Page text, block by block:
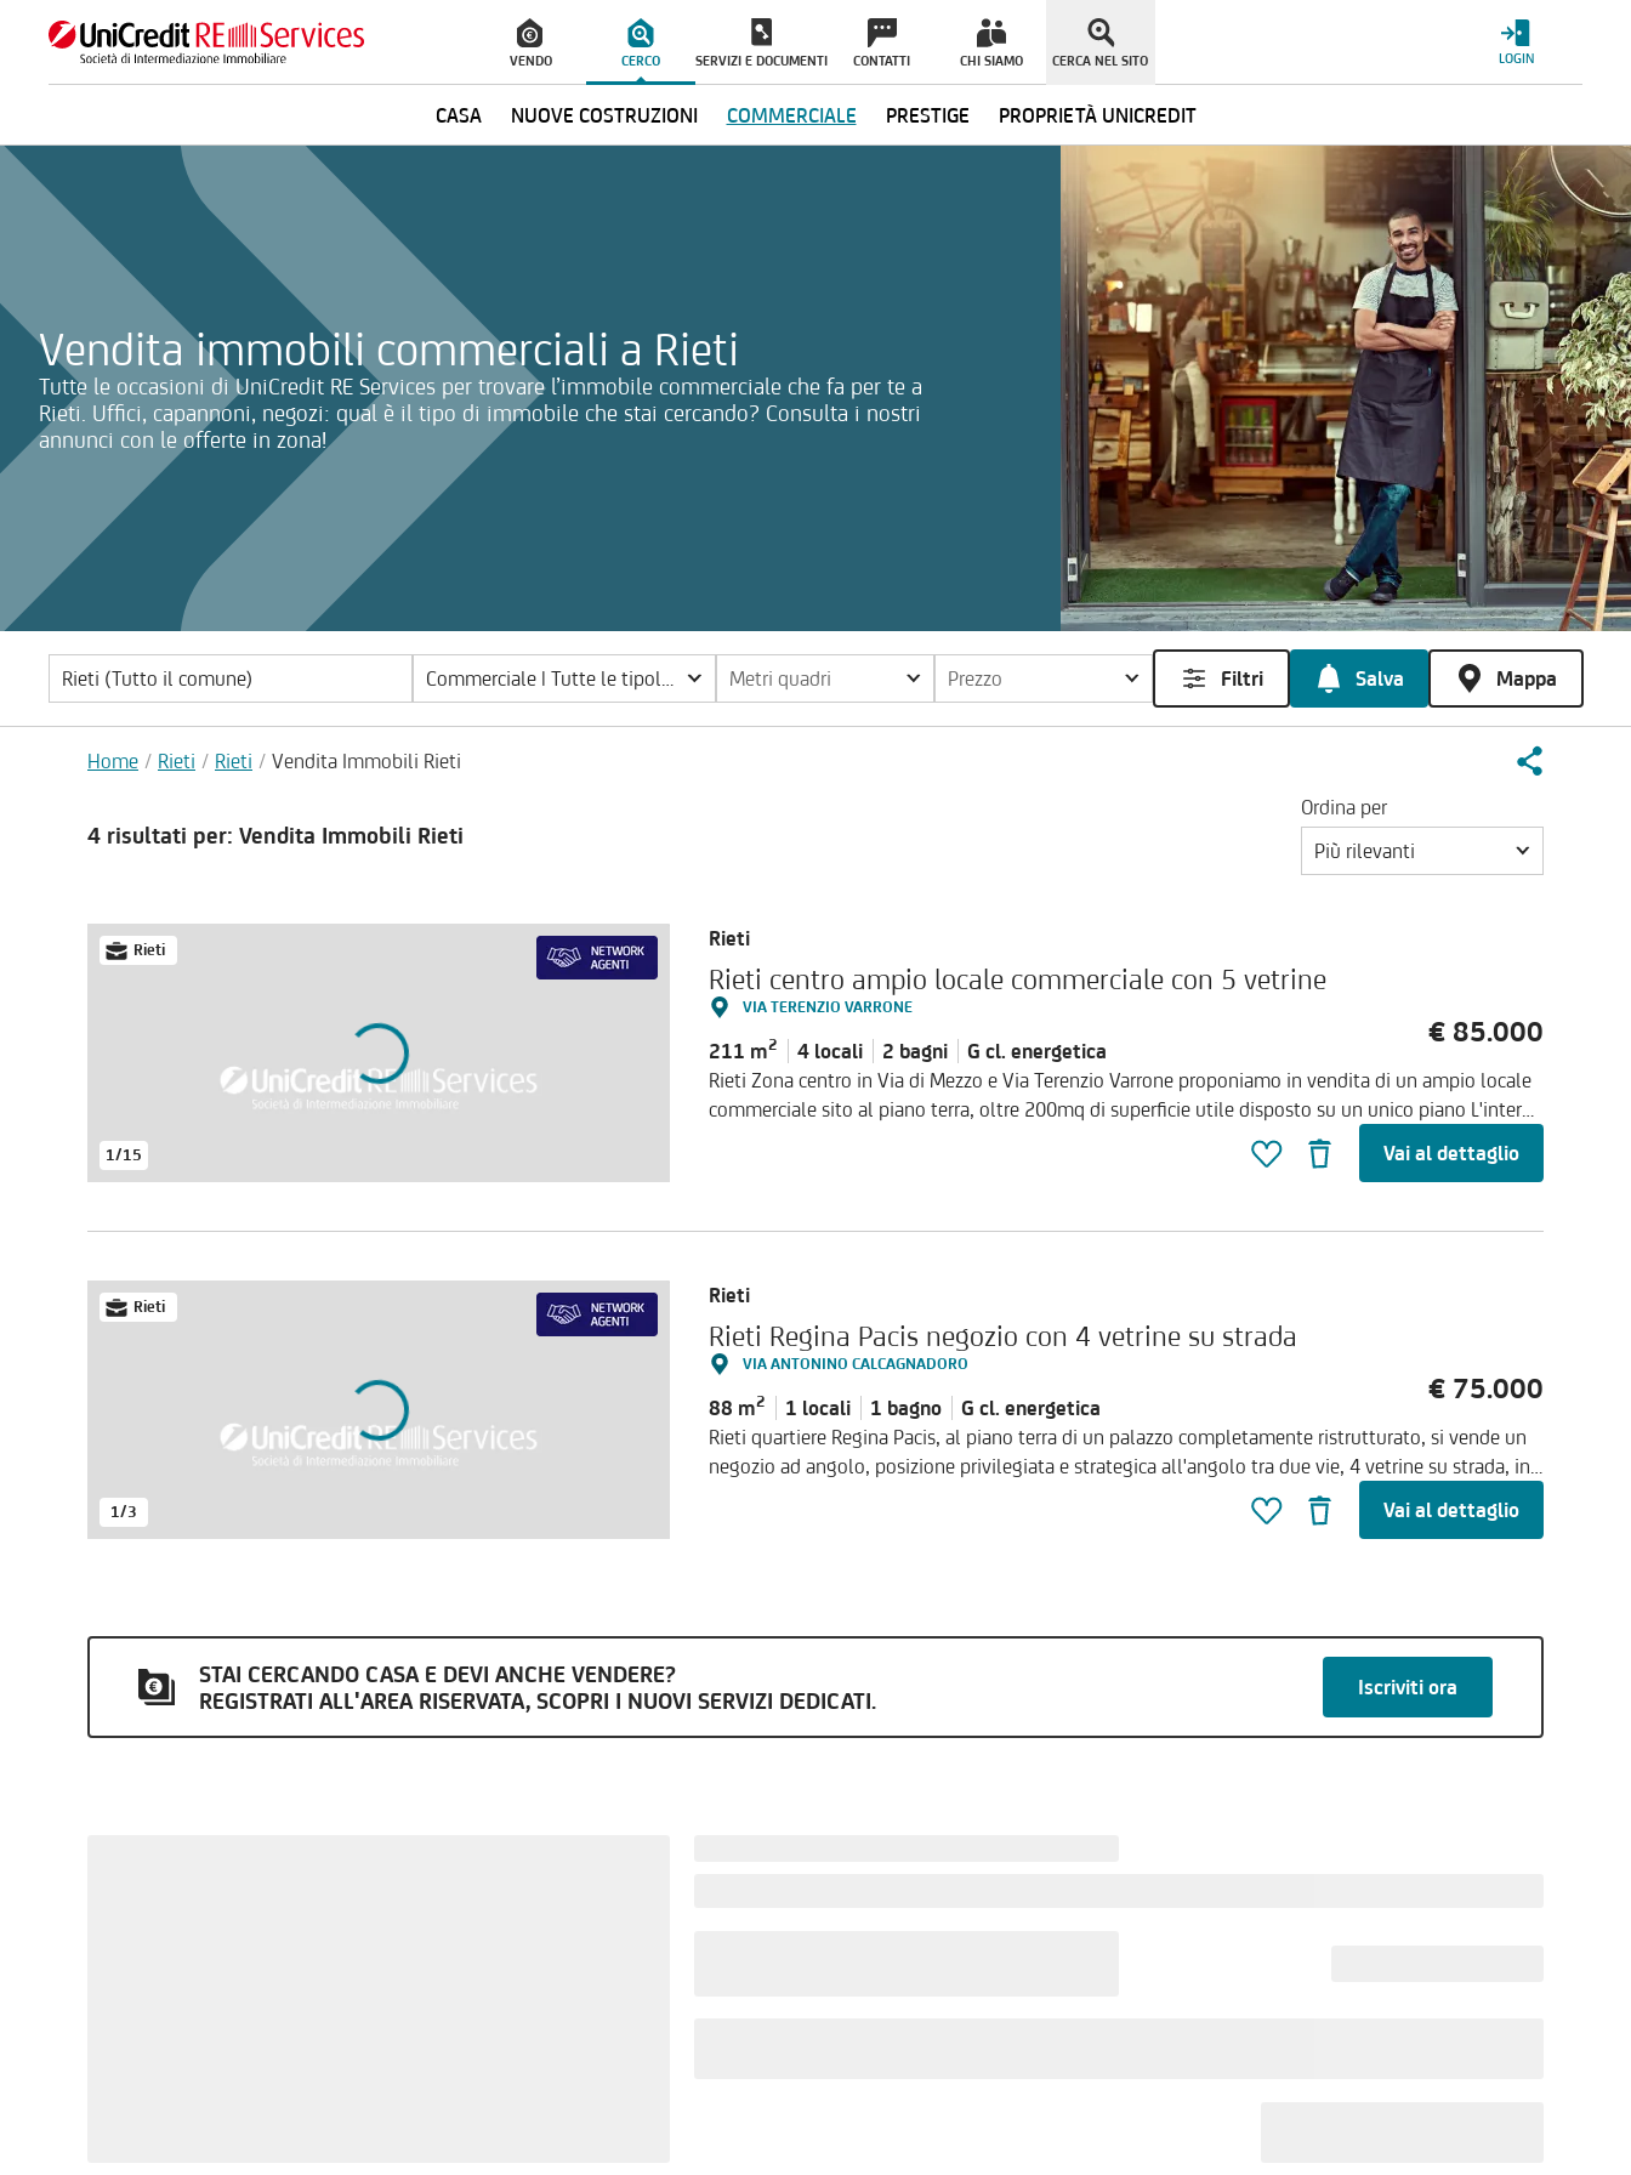
VENDO CERCO
CASA NUOVE COSTRUZIONI COMMERCIALE PRESTIGE PROPRIETÀ UNICREDIT
SERVIZI E DOCUMENTI CONTATTI CHI SIAMO CERCA NEL SITO LOGIN
Vendita immobili commerciali a Rieti
Tutte le occasioni di UniCredit RE Services per trovare l’immobile commerciale che fa per te a
Rieti. Uffici, capannoni, negozi: qual è il tipo di immobile che stai cercando? Consulta i nostri
annunci con le offerte in zona!
La ricerca verrà inviata automaticamente alla selezione delle informazioni
Commerciale | Tutte le tipologie Metri quadri Prezzo Filtri Salva Mappa
Home Rieti Rieti Vendita Immobili Rieti
4 risultati per: Vendita Immobili Rieti
Ordina per
Più rilevanti
Rieti
1/15
Rieti
Rieti centro ampio locale commerciale con 5 vetrine
VIA TERENZIO VARRONE
211 m2 4 locali 2 bagni G cl. energetica
€ 85.000
Rieti Zona centro in Via di Mezzo e Via Terenzio Varrone proponiamo in vendita di un ampio locale
commerciale sito al piano terra, oltre 200mq di superficie utile disposto su un unico piano L'intero
ambiente è suddiviso in 3 grandi spazi open oltre ad una zona ufficio e bagni con ripostiglio.
Completa la proprietà al piano interrato un locale ad uso deposito. Internamente da ristrutturare a
Vai al dettaglio
Rieti
1/3
Rieti
Rieti Regina Pacis negozio con 4 vetrine su strada
VIA ANTONINO CALCAGNADORO
88 m2 1 locali 1 bagno G cl. energetica
€ 75.000
Rieti quartiere Regina Pacis, al piano terra di un palazzo completamente ristrutturato, si vende un
negozio ad angolo, posizione privilegiata e strategica all'angolo tra due vie, 4 vetrine su strada, in
passato sede dell'alimentari di quartiere, oggi può ospitare qualsiasi tipo di attività e di servizio
grazie all'ampia visibilità in una zona dall'importante passaggio. Internamente il negozio è
Vai al dettaglio
STAI CERCANDO CASA E DEVI ANCHE VENDERE?
REGISTRATI ALL'AREA RISERVATA, SCOPRI I NUOVI SERVIZI DEDICATI.
Iscriviti ora